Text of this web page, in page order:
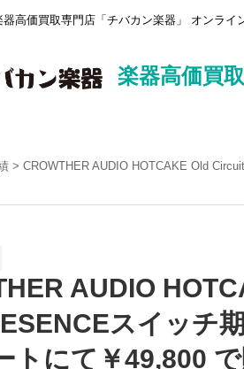
高価買取専門店「チバカン楽器」 オンライ
楽器高価買
CROWTHER AUDIO HOTCAKE Old
AUDIO
スイッチ
トにて￥49,800 で